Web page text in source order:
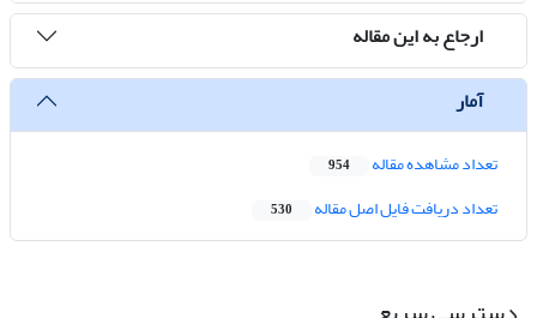
ارجاع به این مقاله
آمار
تعداد مشاهده مقاله 954
تعداد دریافت فایل اصل مقاله 530